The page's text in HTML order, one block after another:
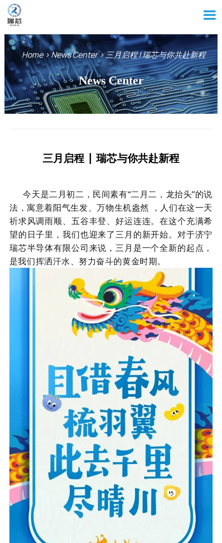

Home>News Center>三月启程 | 瑞芯与你共赴新程
News Center
三月启程 | 瑞芯与你共赴新程
今天是二月初二，民间素有“二月二，龙抬头”的说
法，寓意着阳气生发、万物生机盎然 ，人们在这一天
祈求风调雨顺、五谷丰登、好运连连。在这个充满希
望的日子里，我们也迎来了三月的新开始。对于济宁
瑞芯半导体有限公司来说，三月是一个全新的起点，
是我们挥洒汗水、努力奋斗的黄金时期。